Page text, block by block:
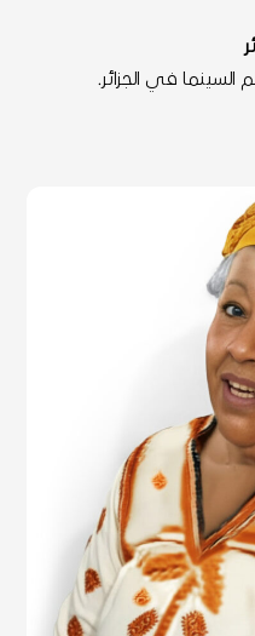
السينما في الجزائر.